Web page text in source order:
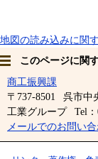
地図の読み込みに関
このページに関
商工振興課
〒737-8501
呉市中
工業グループ
Tel
メールでのお問い